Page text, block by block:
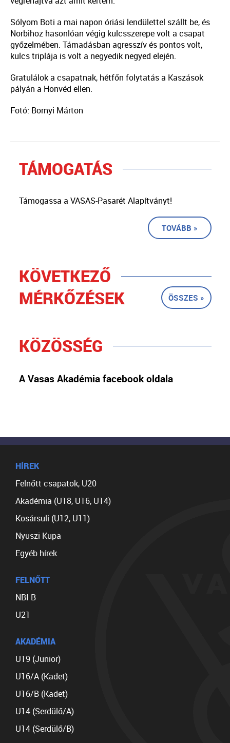
Sólyom Boti a mai napon óriási lendülettel szállt be, és
Norbihoz hasonlóan végig kulcsszerepe volt a csapat
győzelmében. Támadásban agresszív és pontos volt,
kulcs triplája is volt a negyedik negyed elején.
Gratulálok a csapatnak, hétfőn folytatás a Kaszások
pályán a Honvéd ellen.
Fotó: Bornyi Márton
TÁMOGATÁS
Támogassa a VASAS-Pasarét Alapítványt!
TOVÁBB »
KÖVETKEZŐ
MÉRKŐZÉSEK
ÖSSZES »
KÖZÖSSÉG
A Vasas Akadémia facebook oldala
HÍREK
Felnőtt csapatok, U20
Akadémia (U18, U16, U14)
Kosársuli (U12, U11)
Nyuszi Kupa
Egyéb hírek
FELNŐTT
NBI B
U21
AKADÉMIA
U19 (Junior)
U16/A (Kadet)
U16/B (Kadet)
U14 (Serdülő/A)
U14 (Serdülő/B)